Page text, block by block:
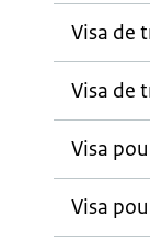
Visa de
Visa de
Visa
Visa